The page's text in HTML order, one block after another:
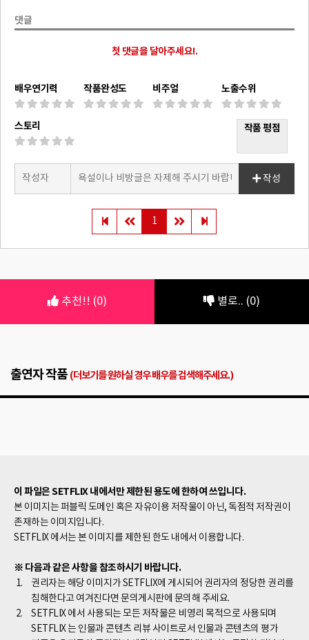
댓글
첫 댓글을 달아주세요!.
배우연기력 작품완성도 비주얼 노출수위
스토리 작품 평점
작성
1
추천!! (0) 별로.. (0)
출연자 작품 (더보기를 원하실 경우 배우를 검색해주세요.)
이 파일은 SETFLIX 내에서만 제한된 용도에 한하여 쓰입니다.
본 이미지는 퍼블릭 도메인 혹은 자유이용 저작물이 아닌, 독점적 저작권이
존재하는 이미지입니다.
SETFLIX 에서는 본 이미지를 제한된 한도 내에서 이용합니다.
※ 다음과 같은 사항을 참조하시기 바랍니다.
권리자는 해당 이미지가 SETFLIX에 게시되어 권리자의 정당한 권리를
침해한다고 여겨진다면 문의게시판에 문의해 주세요.
SETFLIX 에서 사용되는 모든 저작물은 비영리 목적으로 사용되며
SETFLIX 는 인물과 콘텐츠 리뷰 사이트로서 인물과 콘텐츠의 평가